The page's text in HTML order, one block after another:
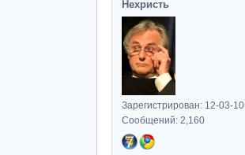
Нехристь
Зарегистрирован: 12-03-10
Сообщений: 2,160